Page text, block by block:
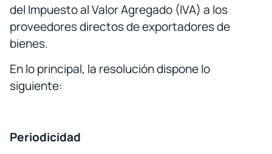
del Impuesto al Valor Agregado (IVA) a los
proveedores directos de exportadores de
bienes.
En lo principal, la resolución dispone lo
siguiente:
Periodicidad